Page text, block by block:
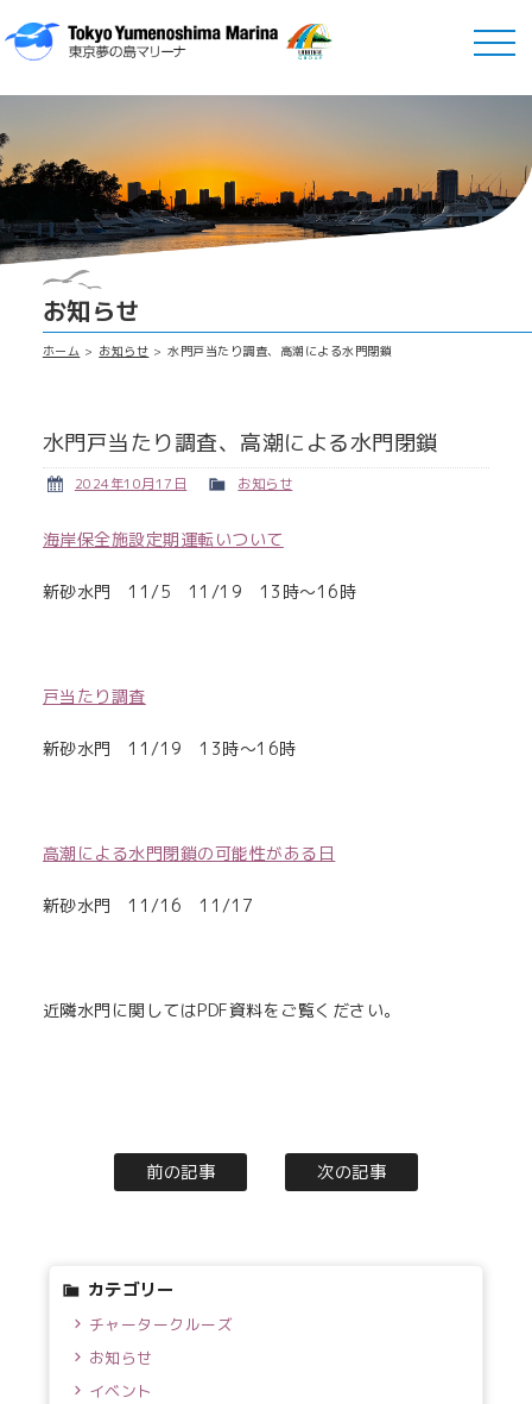
お知らせ
ホーム お知らせ 水門戸当たり調査、高潮による水門閉鎖
水門戸当たり調査、高潮による水門閉鎖
2024年10月17日 お知らせ
海岸保全施設定期運転いついて
新砂水門 11/5 11/19 13時～16時
戸当たり調査
新砂水門 11/19 13時～16時
高潮による水門閉鎖の可能性がある日
新砂水門 11/16 11/17
近隣水門に関してはPDF資料をご覧ください。
前の記事 次の記事
カテゴリー
チャータークルーズ
お知らせ
イベント